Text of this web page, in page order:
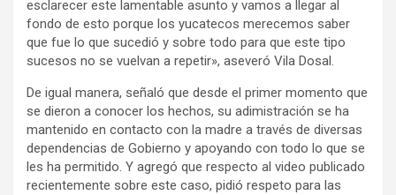
esclarecer este lamentable asunto y vamos a llegar al
fondo de esto porque los yucatecos merecemos saber
que fue lo que sucedió y sobre todo para que este tipo
sucesos no se vuelvan a repetir», aseveró Vila Dosal.
De igual manera, señaló que desde el primer momento que
se dieron a conocer los hechos, su adimistración se ha
mantenido en contacto con la madre a través de diversas
dependencias de Gobierno y apoyando con todo lo que se
les ha permitido. Y agregó que respecto al video publicado
recientemente sobre este caso, pidió respeto para las